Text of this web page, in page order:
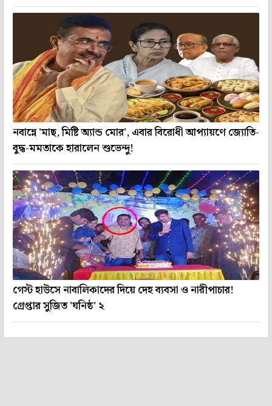
নবান্নে 'মাছ, মিষ্টি অ্যান্ড মোর', এবার বিরোধী আপ্যায়ণে জ্যোতি-
বুদ্ধ-মমতাকে হারালেন শুভেন্দু!
গেস্ট হাউসে নাবালিকাদের দিয়ে দেহ ব্যবসা ও নারীপাচার!
গ্রেপ্তার সুজিত 'ঘনিষ্ঠ' ২